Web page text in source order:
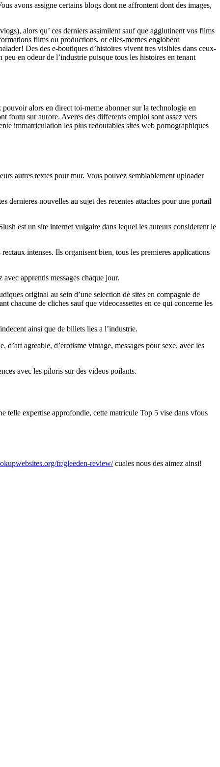
avons assigne certains blogs dont ne affrontent dont des images,
alors qu’ ces derniers assimilent sauf que agglutinent vos films
films ou productions, or elles-memes englobent
Des des e-boutiques d’histoires vivent tres visibles dans ceux-
en odeur de l’industrie puisque tous les histoires en tenant
alors en direct toi-meme abonner sur la technologie en
foutu sur aurore. Averes des differents emploi sont assez vers
immatriculation les plus redoutables sites web pornographiques
autres textes pour mur. Vous pouvez semblablement uploader
nouvelles au sujet des recentes attaches pour une portail
est un site internet vulgaire dans lequel les auteurs considerent le
intenses. Ils organisent bien, tous les premieres applications
apprentis messages chaque jour.
original au sein d’une selection de sites en compagnie de
chacune de cliches sauf que videocassettes en ce qui concerne les
ainsi que de billets lies a l’industrie.
agreable, d’erotisme vintage, messages pour sexe, avec les
avec les piloris sur des videos poilants.
telle expertise approfondie, cette matricule Top 5 vise dans vfous
fr/gleeden-review/cuales nous des aimez ainsi!